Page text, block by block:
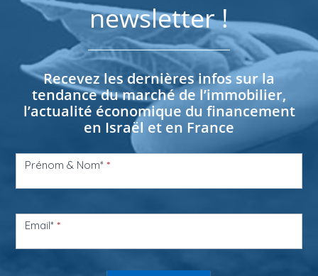
newsletter !
Recevez les dernières infos sur la
tendance du marché de l’immobilier,
l’actualité économique du financement
en Israël et en France
KNE
Prénom & Nom**
Email**